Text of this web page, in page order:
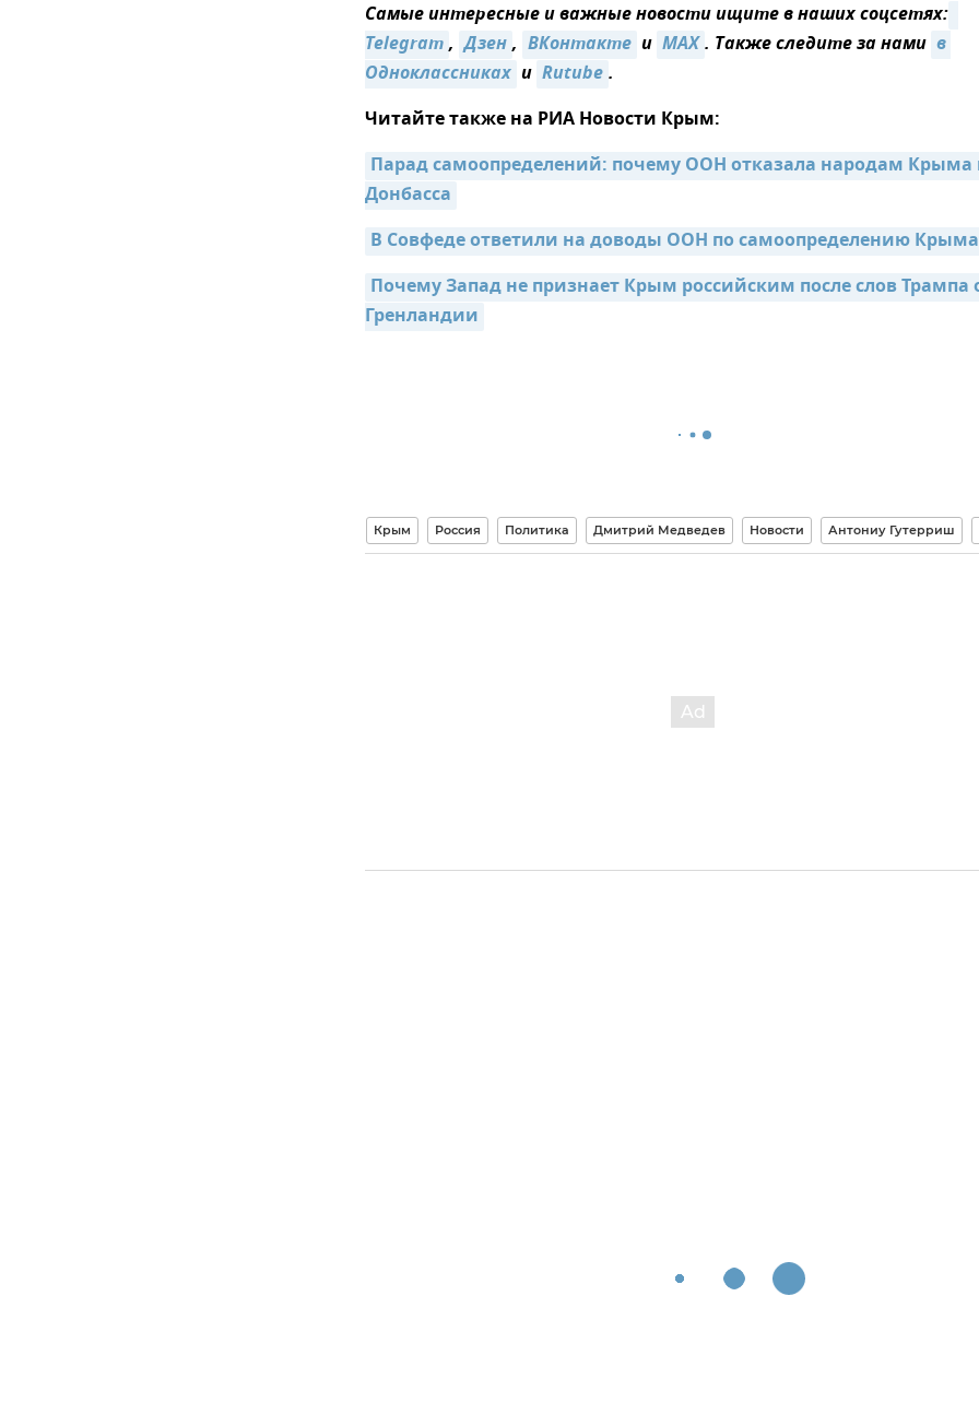
Самые интересные и важные новости ищите в наших соцсетях:
Telegram, Дзен, ВКонтакте и MAX. Также следите за нами в
Одноклассниках и Rutube.
Читайте также на РИА Новости Крым:
Парад самоопределений: почему ООН отказала народам Крыма
Донбасса
В Совфеде ответили на доводы ООН по самоопределению Крыма
Почему Запад не признает Крым российским после слов Трампа
Гренландии
Крым Россия Политика Дмитрий Медведев Новости Антониу Гутерриш